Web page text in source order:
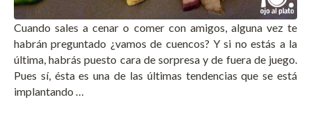
Cuando sales a cenar o comer con amigos, alguna vez te
habrán preguntado ¿vamos de cuencos? Y si no estás a la
última, habrás puesto cara de sorpresa y de fuera de juego.
Pues sí, ésta es una de las últimas tendencias que se está
implantando …